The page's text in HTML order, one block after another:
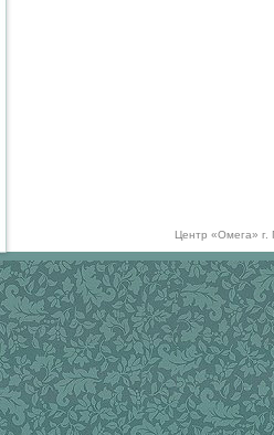
Центр «Омега» г.